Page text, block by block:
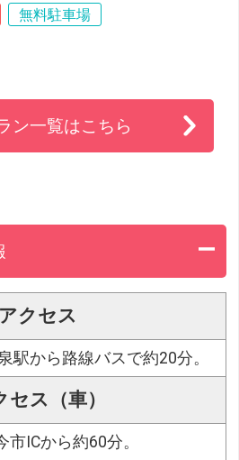
無料駐車場
ン一覧はこちら
アクセス
駅から路線バスで約20分。
セス（車）
ICから約60分。